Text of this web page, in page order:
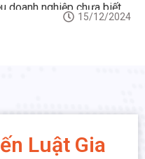
doanh nghiệp chưa biết
kinh doanh. Bài viết
15/12/2024
Luật Gia